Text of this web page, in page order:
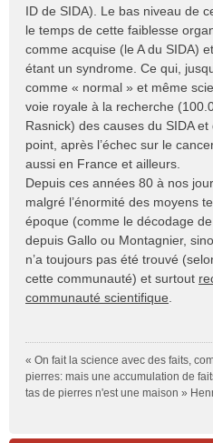
ID de SIDA). Le bas niveau de
le temps de cette faiblesse
comme acquise (le A du SIDA)
étant un syndrome. Ce qui,
comme « normal » et même
voie royale à la recherche
Rasnick) des causes du SIDA
point, après l’échec sur le
aussi en France et ailleurs.
Depuis ces années 80 à nos
malgré l’énormité des moyens
époque (comme le décodage
depuis Gallo ou Montagnier,
n’a toujours pas été trouvé
cette communauté) et surtout
communauté scientifique.
« On fait la science avec des faits,
pierres: mais une accumulation de
tas de pierres n'est une maison »